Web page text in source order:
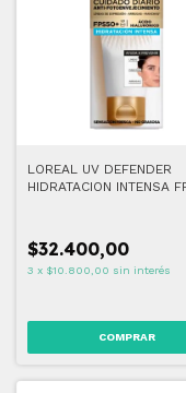
LOREAL UV DEFENDER
HIDRATACION INTENSA
$32.400,00
3 x $10.800,00 sin interés